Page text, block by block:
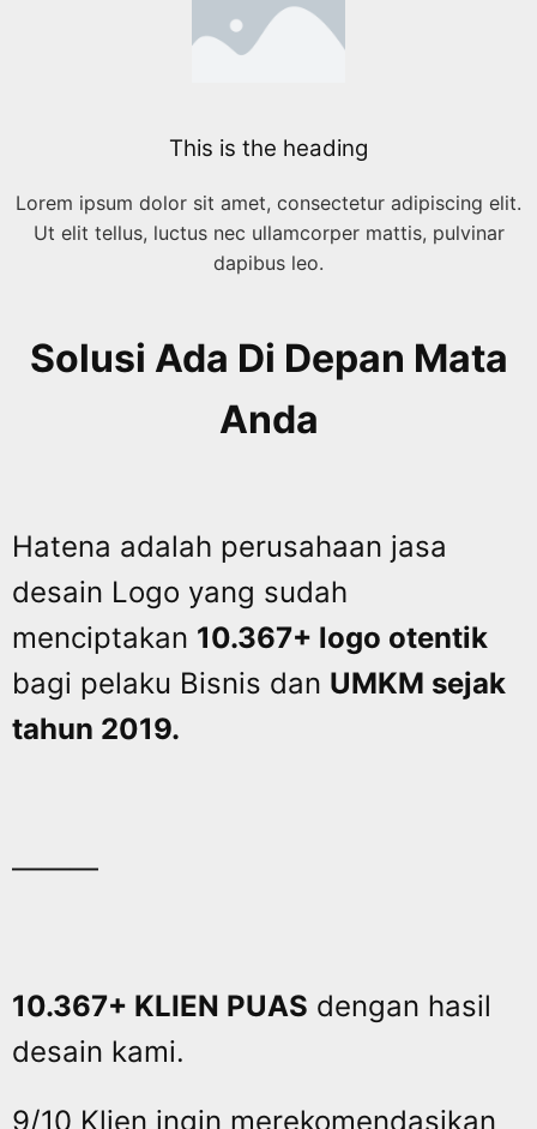
This is the heading
Lorem ipsum dolor sit amet, consectetur adipiscing elit.
Ut elit tellus, luctus nec ullamcorper mattis, pulvinar
dapibus leo.
Solusi Ada Di Depan Mata
Anda
Hatena adalah perusahaan jasa
desain Logo yang sudah
menciptakan 10.367+ logo otentik
bagi pelaku Bisnis dan UMKM sejak
tahun 2019.
———
10.367+ KLIEN PUAS dengan hasil
desain kami.
9/10 Klien ingin merekomendasikan